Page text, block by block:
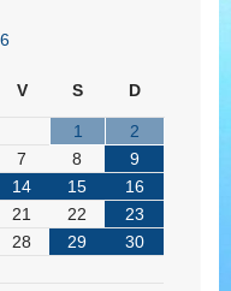
V S D
1
2
7 8
9
14 15
16
21 22
23
28 29
30